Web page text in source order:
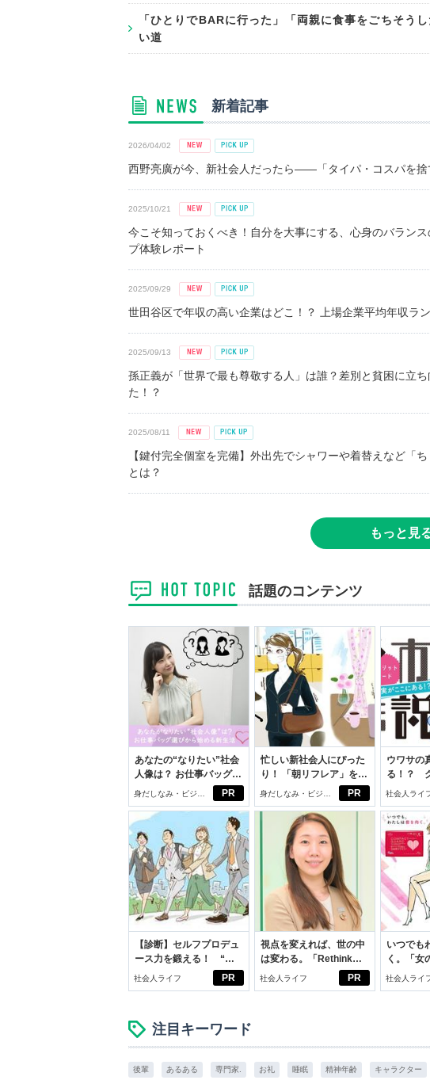
「ひとりでBARに行った」「両親に食事をごちそう
い道
新着記事
2026/04/02
西野亮廣が今、新社会人だったら――「タイパ・コスパを捨
2025/10/21
今こそ知っておくべき！自分を大事にする、心身のバラン
プ体験レポート
2025/09/29
世田谷区で年収の高い企業はどこ！？ 上場企業平均年収ラ
2025/09/13
孫正義が「世界で最も尊敬する人」は誰？差別と貧困に立
た！？
2025/08/11
【鍵付完全個室を完備】外出先でシャワーや着替えなど「
とは？
もっと見
話題のコンテンツ
PR
あなたの“なりたい”社会
人像は？ お仕事バッグ選
びから始める新生活
身だしなみ・ビジネ
スアイテム
PR
忙しい新社会人にぴった
り！ 「朝リフレア」をは
じめよう。しっかりニオ
イケアして24時間快適。
身だしなみ・ビジネ
スアイテム
ウワサの
る！？
ドの都市
社会人ライ
PR
【診断】セルフプロデュ
ース力を鍛える！ “ジ
ブン観”診断
社会人ライフ PR
視点を変えれば、世の中
は変わる。「Rethink
PROJECT」がつたえた
社会人ライフ
いつでも
く。「女
向きに♪
社会人ライ
注目キーワード
後輩 あるある 専門家. お礼 睡眠 精神年齢 キャラクター